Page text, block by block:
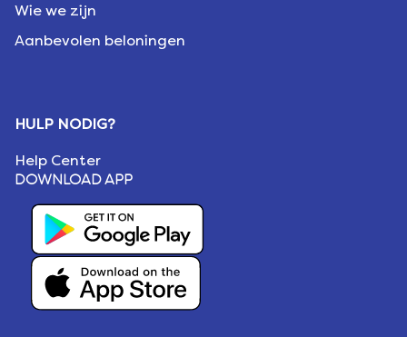
Wie we zijn
Aanbevolen beloningen
HULP NODIG?
Help Center
DOWNLOAD APP